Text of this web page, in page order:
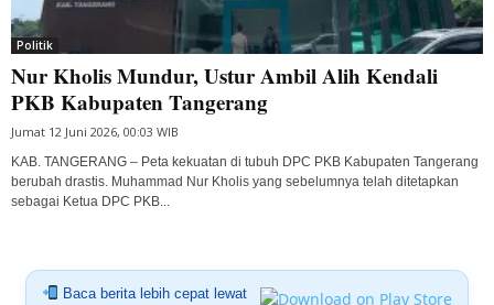
Politik
Nur Kholis Mundur, Ustur Ambil Alih Kendali
PKB Kabupaten Tangerang
Jumat 12 Juni 2026, 00:03 WIB
KAB. TANGERANG – Peta kekuatan di tubuh DPC PKB Kabupaten Tangerang
berubah drastis. Muhammad Nur Kholis yang sebelumnya telah ditetapkan
sebagai Ketua DPC PKB...
Baca berita lebih cepat lewat